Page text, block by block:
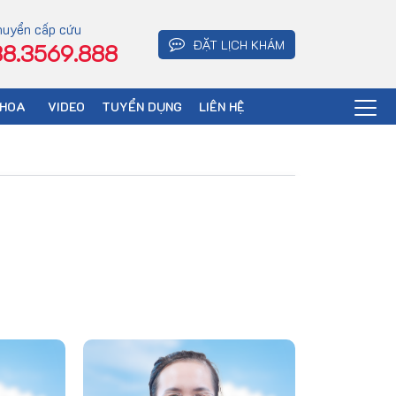
cấp cứu
ĐẶT LỊCH KHÁM
VIDEO TUYỂN DỤNG LIÊN HỆ